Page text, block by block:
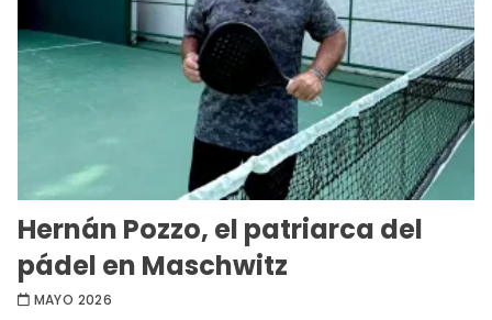
Hernán Pozzo, el patriarca del
pádel en Maschwitz
MAYO 2026